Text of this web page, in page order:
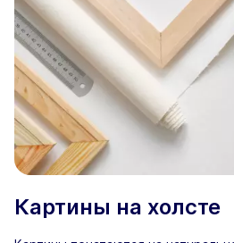
Картины на холсте